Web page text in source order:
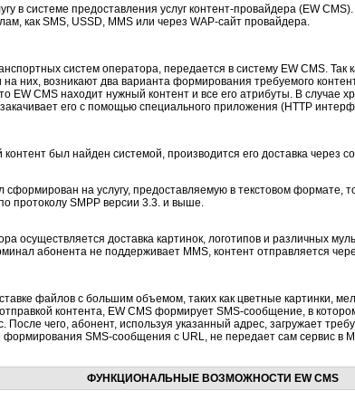
в системе предоставления услуг контент-провайдера (EW
как SMS, USSD, MMS или через WAP-сайт провайдера.
систем оператора, передается в систему EW CMS. Так
них, возникают два варианта формирования требуемого
EW CMS находит нужный контент и все его атрибуты. В случае
его с помощью специального приложения (HTTP
контент был найден системой, производится его доставка через
сформирован на услугу, предоставляемую в текстовом формате,
протоколу SMPP версии 3.3. и выше.
осуществляется доставка картинок, логотипов и различных
абонента не поддерживает MMS, контент отправляется
файлов с большим объемом, таких как цветные картинки,
контента, EW CMS формирует SMS-сообщение, в
чего, абонент, используя указанный адрес, загружает
формирования SMS-сообщения с URL, не передает сам сервис в
ФУНКЦИОНАЛЬНЫЕ ВОЗМОЖНОСТИ EW CMS